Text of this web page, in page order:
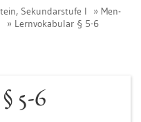
Se­kun­dar­stu­fe I
Men­
Lern­vo­ka­bu­lar § 5-6
5-6